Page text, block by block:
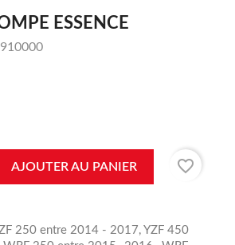
ESSENCE
AJOUTER AU PANIER
favorite_border
250 entre 2014 - 2017, YZF 450